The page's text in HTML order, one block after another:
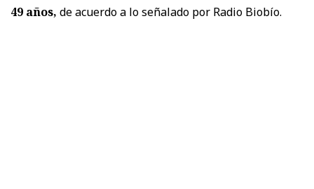
49 años, de acuerdo a lo señalado por Radio Biobío.